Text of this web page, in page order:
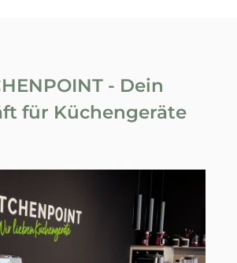
- Dein
für Küchengeräte